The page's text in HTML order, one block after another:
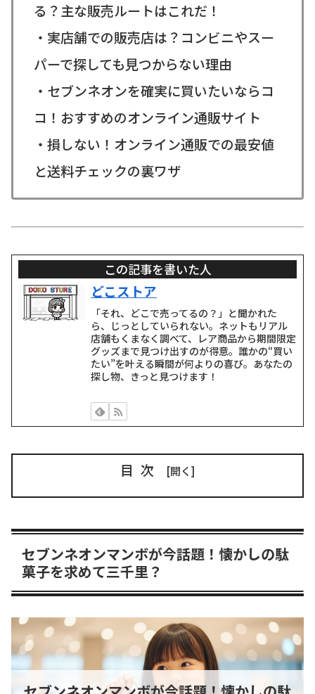
る？主な販売ルートはこれだ！
・実店舗での販売店は？コンビニやスー
パーで探しても見つからない理由
・セブンネオンを確実に買いたいならコ
コ！おすすめのオンライン通販サイト
・損しない！オンライン通販での最安値
と送料チェックの裏ワザ
この記事を書いた人
どこストア
「それ、どこで売ってるの？」と聞かれた
ら、じっとしていられない。ネットもリアル
店舗もくまなく調べて、レア商品から期間限定
グッズまで見つけ出すのが得意。誰かの“買い
たい”を叶える瞬間が何よりの喜び。あなたの
探し物、きっと見つけます！
目次
セブンネオンマンボが今話題！懐かしの駄
菓子を求めて三千里？